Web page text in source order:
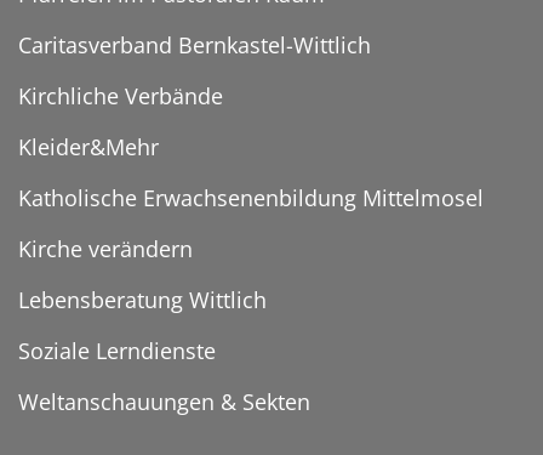
Caritasverband Bernkastel-Wittlich
Kirchliche Verbände
Kleider&Mehr
Katholische Erwachsenenbildung Mittelmosel
Kirche verändern
Lebensberatung Wittlich
Soziale Lerndienste
Weltanschauungen & Sekten